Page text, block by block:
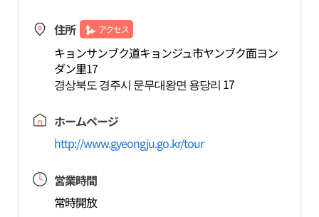
住所 アクセス
キョンサンブク道キョンジュ市ヤンブク面ヨン
ダン里17
경상북도 경주시 문무대왕면 용당리 17
ホームページ
http://www.gyeongju.go.kr/tour
営業時間
常時開放